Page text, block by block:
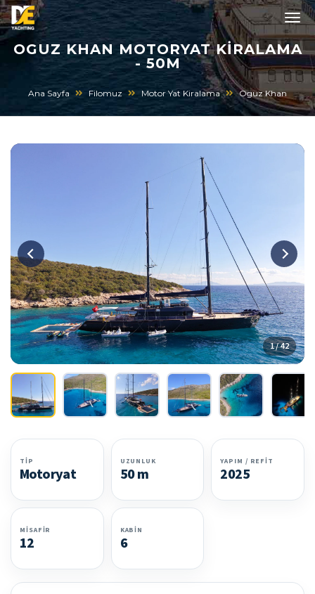
OGUZ KHAN MOTORYAT KIRALAMA
- 50M
Ana Sayfa Filomuz Motor Yat Kiralama Oguz Khan
1 / 42
TIP
Motoryat
UZUNLUK
50 m
YAPIM / REFIT
2025
MISAFIR
12
KABIN
6